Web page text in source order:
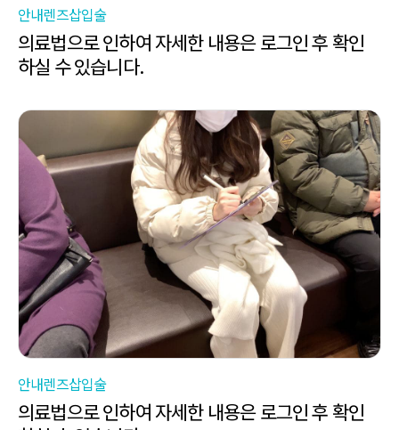
안내렌즈삽입술
의료법으로 인하여 자세한 내용은 로그인 후 확인
하실 수 있습니다.
안내렌즈삽입술
의료법으로 인하여 자세한 내용은 로그인 후 확인